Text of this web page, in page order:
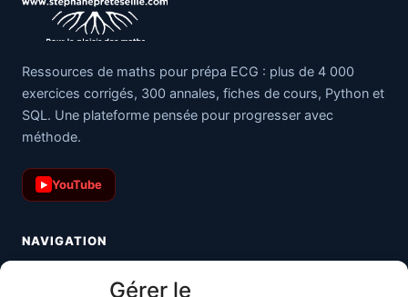
Gérer le
Ressources de maths pour prépa ECG : plus de 4 000
exercices corrigés, 300 annales, fiches de cours, Python et
SQL. Une plateforme pensée pour progresser avec
méthode.
▶ YouTube
NAVIGATION
Toutes les maths